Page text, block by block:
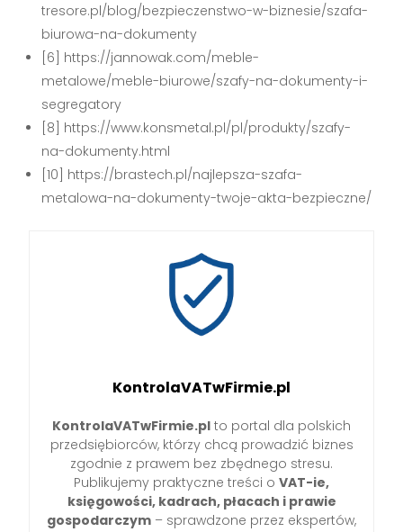
tresore.pl/blog/bezpieczenstwo-w-biznesie/szafa-
biurowa-na-dokumenty
[6] https://jannowak.com/meble-
metalowe/meble-biurowe/szafy-na-dokumenty-i-
segregatory
[8] https://www.konsmetal.pl/pl/produkty/szafy-
na-dokumenty.html
[10] https://brastech.pl/najlepsza-szafa-
metalowa-na-dokumenty-twoje-akta-bezpieczne/
KontrolaVATwFirmie.pl
KontrolaVATwFirmie.pl to portal dla polskich
przedsiębiorców, którzy chcą prowadzić biznes
zgodnie z prawem bez zbędnego stresu.
Publikujemy praktyczne treści o VAT-ie,
księgowości, kadrach, płacach i prawie
gospodarczym – sprawdzone przez ekspertów,